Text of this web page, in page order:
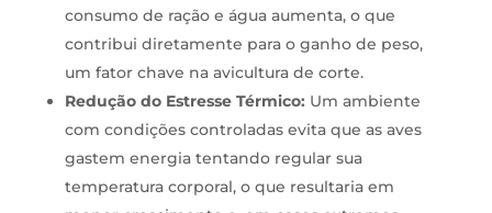
consumo de ração e água aumenta, o que
contribui diretamente para o ganho de peso,
um fator chave na avicultura de corte.
Redução do Estresse Térmico: Um ambiente
com condições controladas evita que as aves
gastem energia tentando regular sua
temperatura corporal, o que resultaria em